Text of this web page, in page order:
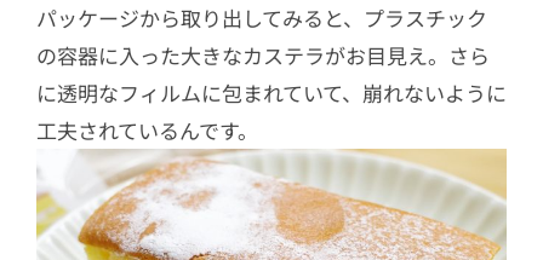
パッケージから取り出してみると、プラスチック
の容器に入った大きなカステラがお目見え。さら
に透明なフィルムに包まれていて、崩れないように
工夫されているんです。